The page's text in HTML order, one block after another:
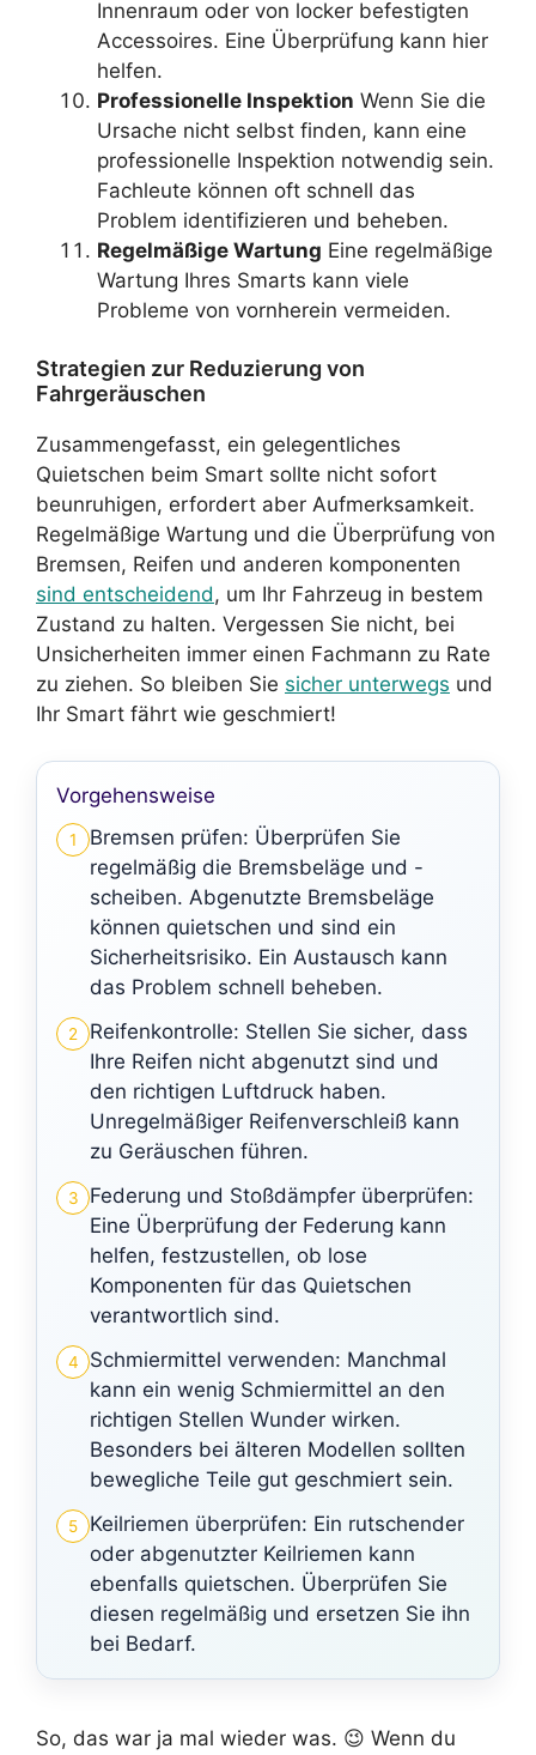
Innenraum oder von locker befestigten
Accessoires. Eine Überprüfung kann hier
helfen.
Professionelle Inspektion Wenn Sie die
Ursache nicht selbst finden, kann eine
professionelle Inspektion notwendig sein.
Fachleute können oft schnell das
Problem identifizieren und beheben.
Regelmäßige Wartung Eine regelmäßige
Wartung Ihres Smarts kann viele
Probleme von vornherein vermeiden.
Strategien zur Reduzierung von
Fahrgeräuschen
Zusammengefasst, ein gelegentliches
Quietschen beim Smart sollte nicht sofort
beunruhigen, erfordert aber Aufmerksamkeit.
Regelmäßige Wartung und die Überprüfung von
Bremsen, Reifen und anderen komponenten
sind entscheidend, um Ihr Fahrzeug in bestem
Zustand zu halten. Vergessen Sie nicht, bei
Unsicherheiten immer einen Fachmann zu Rate
zu ziehen. So bleiben Sie sicher unterwegs und
Ihr Smart fährt wie geschmiert!
Vorgehensweise
1
Bremsen prüfen: Überprüfen Sie
regelmäßig die Bremsbeläge und -
scheiben. Abgenutzte Bremsbeläge
können quietschen und sind ein
Sicherheitsrisiko. Ein Austausch kann
das Problem schnell beheben.
2
Reifenkontrolle: Stellen Sie sicher, dass
Ihre Reifen nicht abgenutzt sind und
den richtigen Luftdruck haben.
Unregelmäßiger Reifenverschleiß kann
zu Geräuschen führen.
3
Federung und Stoßdämpfer überprüfen:
Eine Überprüfung der Federung kann
helfen, festzustellen, ob lose
Komponenten für das Quietschen
verantwortlich sind.
4
Schmiermittel verwenden: Manchmal
kann ein wenig Schmiermittel an den
richtigen Stellen Wunder wirken.
Besonders bei älteren Modellen sollten
bewegliche Teile gut geschmiert sein.
5
Keilriemen überprüfen: Ein rutschender
oder abgenutzter Keilriemen kann
ebenfalls quietschen. Überprüfen Sie
diesen regelmäßig und ersetzen Sie ihn
bei Bedarf.
So, das war ja mal wieder was. 😉 Wenn du